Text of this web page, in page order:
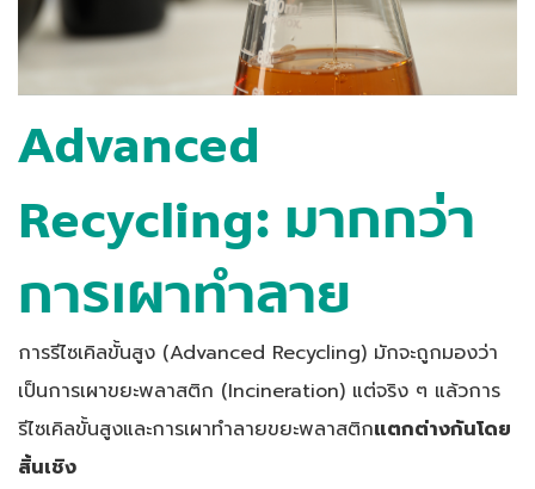
Advanced
Recycling: มากกว่า
การเผาทำลาย
การรีไซเคิลขั้นสูง (Advanced Recycling) มักจะถูกมองว่า
เป็นการเผาขยะพลาสติก (Incineration) แต่จริง ๆ แล้วการ
รีไซเคิลขั้นสูงและการเผาทำลายขยะพลาสติกแตกต่างกันโดย
สิ้นเชิง